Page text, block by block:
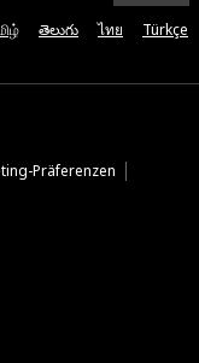
తెలుగు ไทย Türkçe
Präferenzen